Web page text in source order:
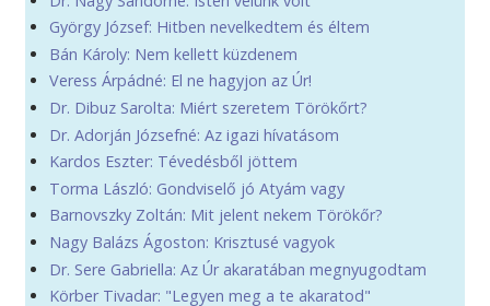
György József: Hitben nevelkedtem és éltem
Bán Károly: Nem kellett küzdenem
Veress Árpádné: El ne hagyjon az Úr!
Dr. Dibuz Sarolta: Miért szeretem Törökőrt?
Dr. Adorján Józsefné: Az igazi hívatásom
Kardos Eszter: Tévedésből jöttem
Torma László: Gondviselő jó Atyám vagy
Barnovszky Zoltán: Mit jelent nekem Törökőr?
Nagy Balázs Ágoston: Krisztusé vagyok
Dr. Sere Gabriella: Az Úr akaratában megnyugodtam
Körber Tivadar: "Legyen meg a te akaratod"